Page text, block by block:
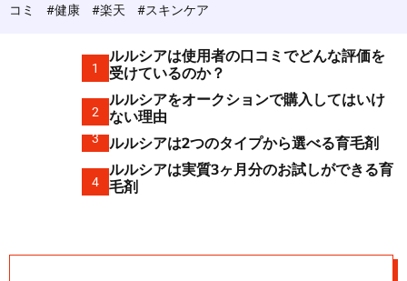
o
o
コミ
#健康 #楽天 #スキンケア
1
ルルシアは使用者の口コミでどんな評価を
受けているのか？
2
ルルシアをオークションで購入してはいけ
ない理由
3 ルルシアは2つのタイプから選べる育毛剤
4
ルルシアは実質3ヶ月分のお試しができる育
毛剤